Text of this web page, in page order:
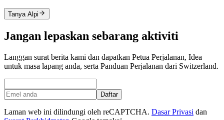
Tanya Alpi
Jangan lepaskan sebarang aktiviti
Langgan surat berita kami dan dapatkan Petua Perjalanan, Idea
untuk masa lapang anda, serta Panduan Perjalanan dari Switzerland.
Daftar
Laman web ini dilindungi oleh reCAPTCHA. Dasar Privasi dan